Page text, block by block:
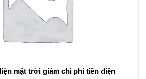
mặt trời giảm chi phí tiền điện